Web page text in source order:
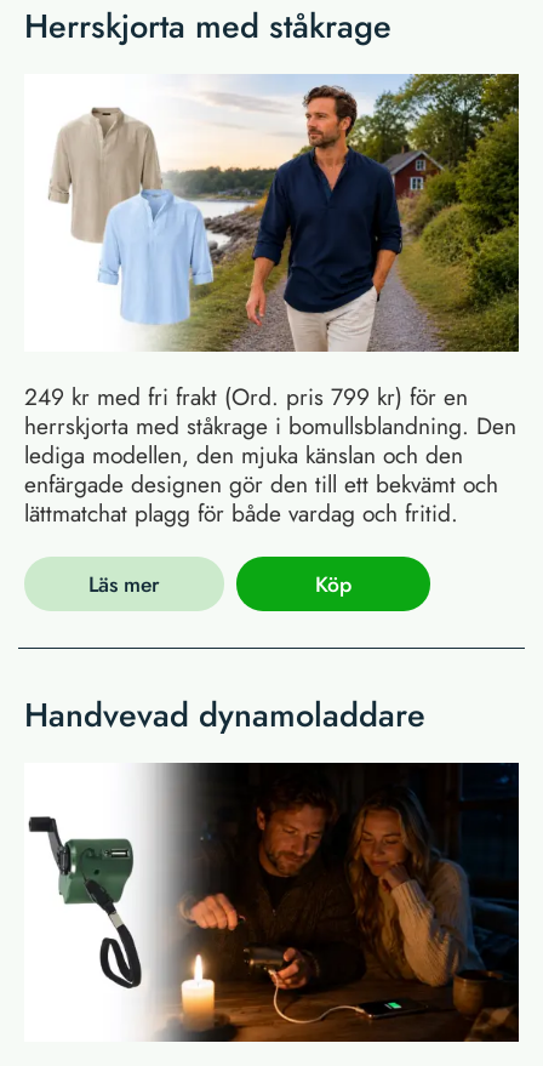
Herrskjorta med ståkrage
249 kr med fri frakt (Ord. pris 799 kr) för en
herrskjorta med ståkrage i bomullsblandning. Den
lediga modellen, den mjuka känslan och den
enfärgade designen gör den till ett bekvämt och
lättmatchat plagg för både vardag och fritid.
Läs mer Köp
Handvevad dynamoladdare